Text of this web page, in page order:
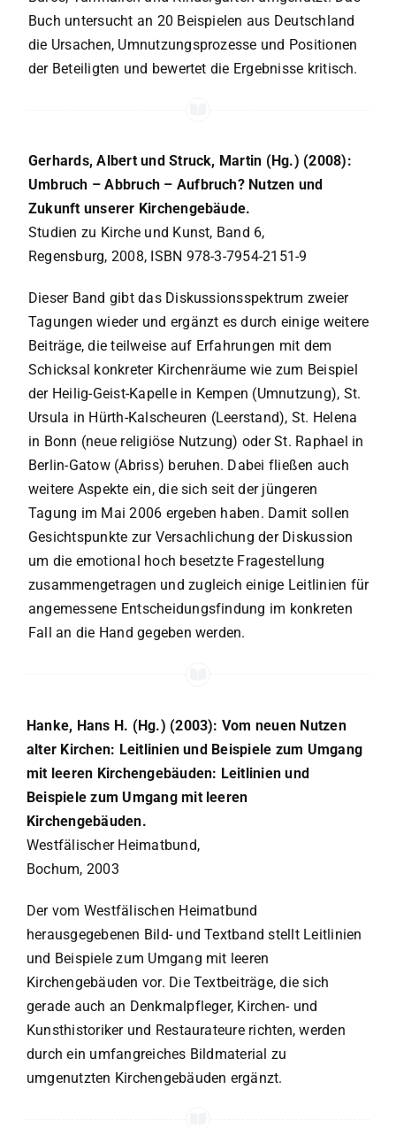
Buch untersucht an 20 Beispielen aus Deutschland
die Ursachen, Umnutzungsprozesse und Positionen
der Beteiligten und bewertet die Ergebnisse kritisch.
Gerhards, Albert und Struck, Martin (Hg.) (2008):
Umbruch – Abbruch – Aufbruch? Nutzen und
Zukunft unserer Kirchengebäude.
Studien zu Kirche und Kunst, Band 6,
Regensburg, 2008, ISBN 978-3-7954-2151-9
Dieser Band gibt das Diskussionsspektrum zweier
Tagungen wieder und ergänzt es durch einige weitere
Beiträge, die teilweise auf Erfahrungen mit dem
Schicksal konkreter Kirchenräume wie zum Beispiel
der Heilig-Geist-Kapelle in Kempen (Umnutzung), St.
Ursula in Hürth-Kalscheuren (Leerstand), St. Helena
in Bonn (neue religiöse Nutzung) oder St. Raphael in
Berlin-Gatow (Abriss) beruhen. Dabei fließen auch
weitere Aspekte ein, die sich seit der jüngeren
Tagung im Mai 2006 ergeben haben. Damit sollen
Gesichtspunkte zur Versachlichung der Diskussion
um die emotional hoch besetzte Fragestellung
zusammengetragen und zugleich einige Leitlinien für
angemessene Entscheidungsfindung im konkreten
Fall an die Hand gegeben werden.
Hanke, Hans H. (Hg.) (2003): Vom neuen Nutzen
alter Kirchen: Leitlinien und Beispiele zum Umgang
mit leeren Kirchengebäuden: Leitlinien und
Beispiele zum Umgang mit leeren
Kirchengebäuden.
Westfälischer Heimatbund,
Bochum, 2003
Der vom Westfälischen Heimatbund
herausgegebenen Bild- und Textband stellt Leitlinien
und Beispiele zum Umgang mit leeren
Kirchengebäuden vor. Die Textbeiträge, die sich
gerade auch an Denkmalpfleger, Kirchen- und
Kunsthistoriker und Restaurateure richten, werden
durch ein umfangreiches Bildmaterial zu
umgenutzten Kirchengebäuden ergänzt.